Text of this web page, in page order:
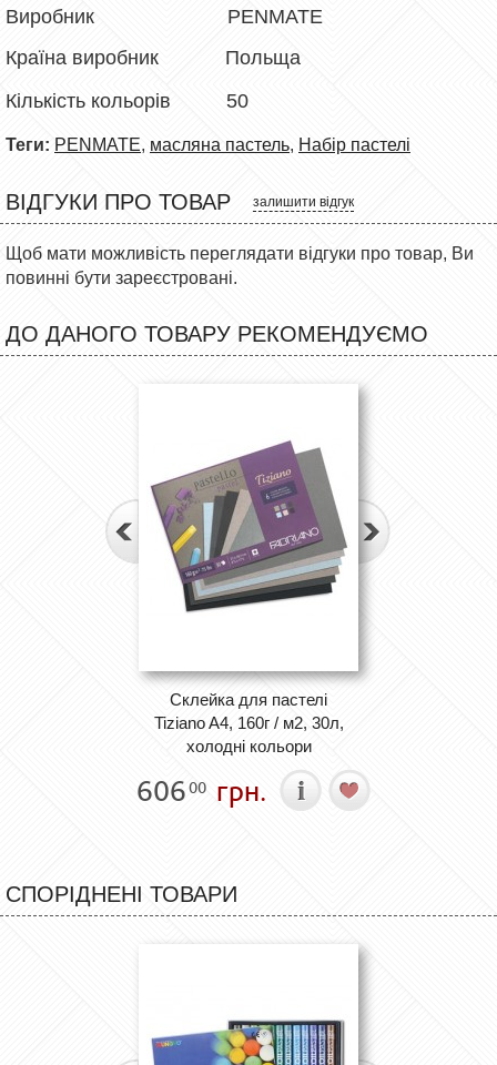
Виробник PENMATE
Країна виробник Польща
Кількість кольорів
50
Теги: PENMATE, масляна пастель, Набір пастелі
ВІДГУКИ ПРО ТОВАР залишити відгук
Щоб мати можливість переглядати відгуки про товар, Ви
повинні бути зареєстровані.
ДО ДАНОГО ТОВАРУ РЕКОМЕНДУЄМО
Cклейка для пастелі
Tiziano A4, 160г / м2, 30л,
холодні кольори
60600 грн.
СПОРІДНЕНІ ТОВАРИ